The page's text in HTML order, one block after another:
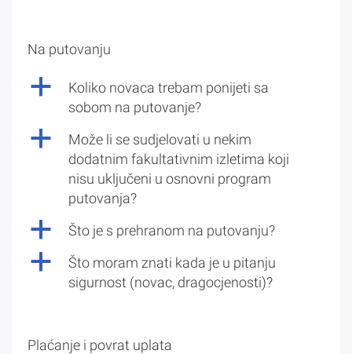
Na putovanju
a
Koliko novaca trebam ponijeti sa
sobom na putovanje?
a
Može li se sudjelovati u nekim
dodatnim fakultativnim izletima koji
nisu uključeni u osnovni program
putovanja?
a Što je s prehranom na putovanju?
a
Što moram znati kada je u pitanju
sigurnost (novac, dragocjenosti)?
Plaćanje i povrat uplata